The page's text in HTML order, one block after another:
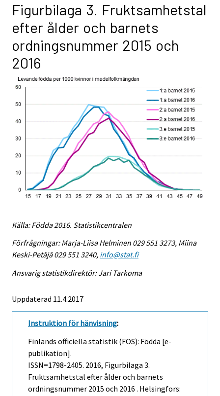
Figurbilaga 3. Fruktsamhetstal
efter ålder och barnets
ordningsnummer 2015 och
2016
Källa: Födda 2016. Statistikcentralen
Förfrågningar: Marja-Liisa Helminen 029 551 3273, Miina
Keski-Petäjä 029 551 3240, info@stat.fi
Ansvarig statistikdirektör: Jari Tarkoma
Uppdaterad 11.4.2017
Instruktion för hänvisning:
Finlands officiella statistik (FOS): Födda [e-
publikation].
ISSN=1798-2405. 2016, Figurbilaga 3.
Fruktsamhetstal efter ålder och barnets
ordningsnummer 2015 och 2016 . Helsingfors: